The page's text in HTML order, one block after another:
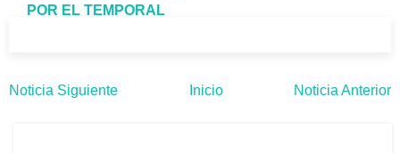
POR EL TEMPORAL
Noticia Siguiente Inicio Noticia Anterior